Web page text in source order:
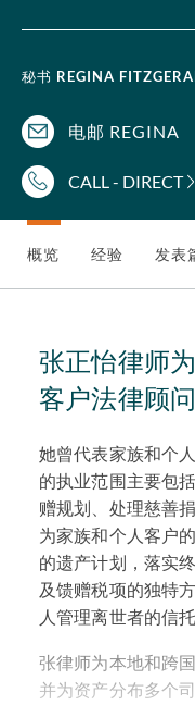
秘书 REGINA
电邮 REGINA
CALL - DIRECT
概览 经验 发表
张正怡律师
客户法律顾
她曾代表家族和个
的执业范围主要包
赠规划、处理慈善
为家族和个人客户
的遗产计划，落实
及馈赠税项的独特
人管理离世者的信
张律师为本地和跨
并为资产分布多个